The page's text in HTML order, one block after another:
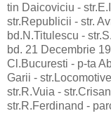
tin Daicoviciu -
str.Republicii - str.
bd.N.Titulescu -
bd. 21 Decembrie
Cl.Bucuresti - p-ta
Garii -
str.R.Vuia -
str.R.Ferdinand -